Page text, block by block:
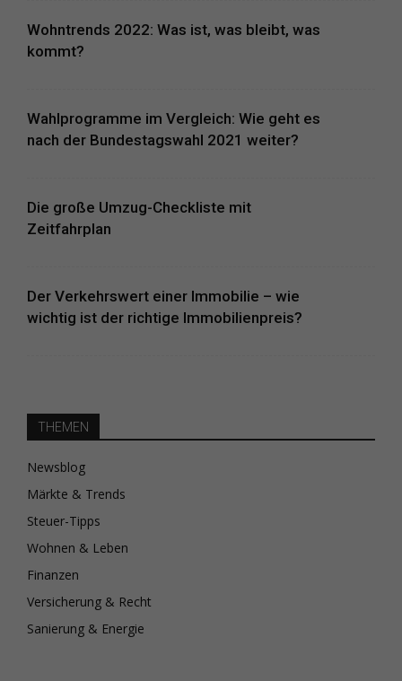
Wohntrends 2022: Was ist, was bleibt, was
kommt?
Wahlprogramme im Vergleich: Wie geht es
nach der Bundestagswahl 2021 weiter?
Die große Umzug-Checkliste mit
Zeitfahrplan
Der Verkehrswert einer Immobilie – wie
wichtig ist der richtige Immobilienpreis?
THEMEN
Newsblog
Märkte & Trends
Steuer-Tipps
Wohnen & Leben
Finanzen
Versicherung & Recht
Sanierung & Energie